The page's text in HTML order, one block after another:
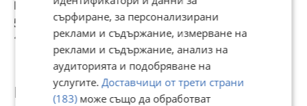
Пловдив,
Кършияка
530 €
1 036,59 лв
309 500 €
605 329,39 лв
600 €
1 173,50 лв
Потребител
сърфиране, за персонализирани
реклами и съдържание, измерване на
реклами и съдържание, анализ на
аудиторията и подобряване на
услугите. Доставчици от трети страни
(183)може също да обработват